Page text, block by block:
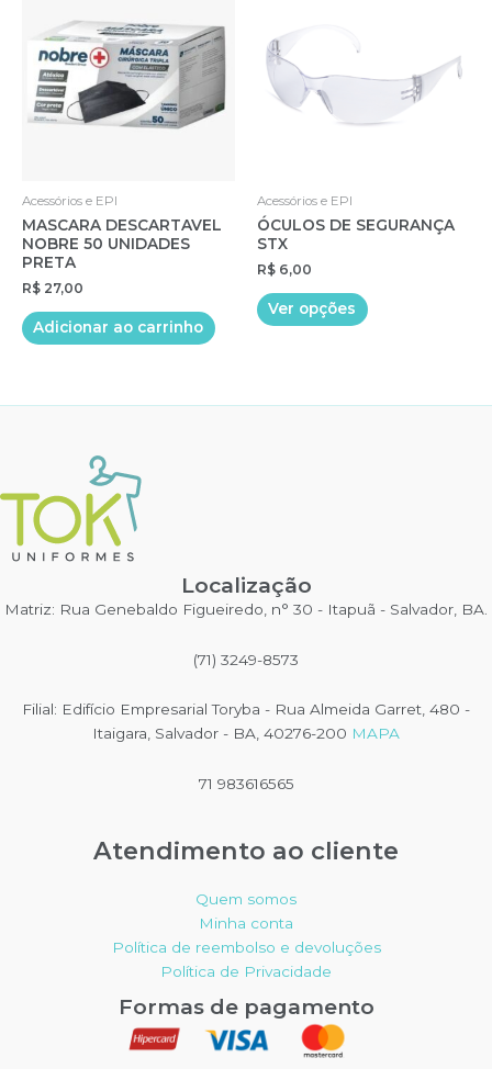
Acessórios e EPI
MASCARA DESCARTAVEL
NOBRE 50 UNIDADES
PRETA
R$ 27,00
Adicionar ao carrinho
Acessórios e EPI
ÓCULOS DE SEGURANÇA
STX
R$ 6,00
Ver opções
produto
produto
Localização
Matriz: Rua Genebaldo Figueiredo, n° 30 - Itapuã - Salvador, BA.
(71) 3249-8573
Filial: Edifício Empresarial Toryba - Rua Almeida Garret, 480 -
Itaigara, Salvador - BA, 40276-200 MAPA
71 983616565
Atendimento ao cliente
Quem somos
Minha conta
Política de reembolso e devoluções
Política de Privacidade
Formas de pagamento